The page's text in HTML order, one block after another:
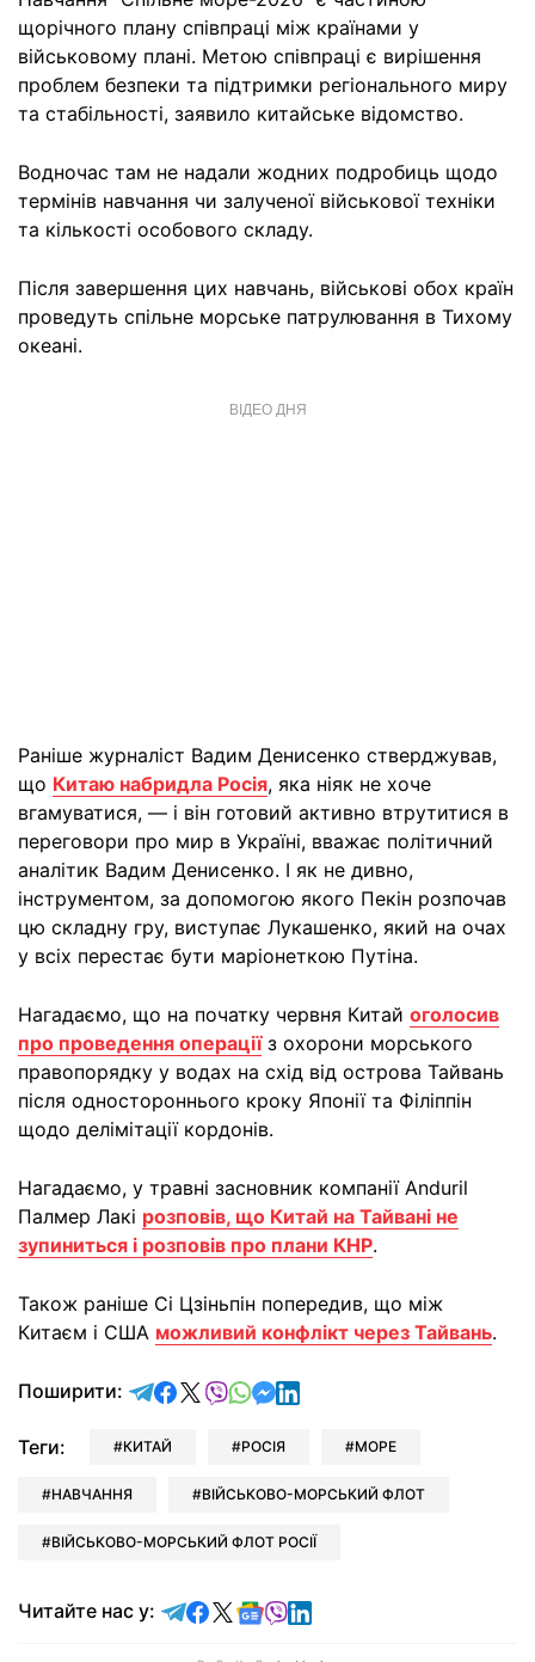
щорічного плану співпраці між країнами у
військовому плані. Метою співпраці є вирішення
проблем безпеки та підтримки регіонального миру
та стабільності, заявило китайське відомство.
Водночас там не надали жодних подробиць щодо
термінів навчання чи залученої військової техніки
та кількості особового складу.
Після завершення цих навчань, військові обох країн
проведуть спільне морське патрулювання в Тихому
океані.
ВІДЕО ДНЯ
Раніше журналіст Вадим Денисенко стверджував,
що Китаю набридла Росія, яка ніяк не хоче
вгамуватися, — і він готовий активно втрутитися в
переговори про мир в Україні, вважає політичний
аналітик Вадим Денисенко. І як не дивно,
інструментом, за допомогою якого Пекін розпочав
цю складну гру, виступає Лукашенко, який на очах
у всіх перестає бути маріонеткою Путіна.
Нагадаємо, що на початку червня Китай оголосив
про проведення операціїз охорони морського
правопорядку у водах на схід від острова Тайвань
після одностороннього кроку Японії та Філіппін
щодо делімітації кордонів.
Нагадаємо, у травні засновник компанії Anduril
Палмер Лакі розповів, що Китай на Тайвані не
зупиниться і розповів про плани КНР.
Також раніше Сі Цзіньпін попередив, що між
Китаєм і США можливий конфлікт через Тайвань.
Поширити: відправити у Telegram
поділитись у Facebook
поділитись у X
відправити у Viber
відправити у Whatsapp
відправити у Messenger
відправити у LinkedIn
Теги: КИТАЙ РОСІЯ МОРЕ
НАВЧАННЯ ВІЙСЬКОВО-МОРСЬКИЙ ФЛОТ
ВІЙСЬКОВО-МОРСЬКИЙ ФЛОТ РОСІЇ
Читайте нас у: Читайте у Telegram
Читайте у Facebook
Читайте у X
Читайте у Google news
Читайте у Viber
Читайте у LinkedIn